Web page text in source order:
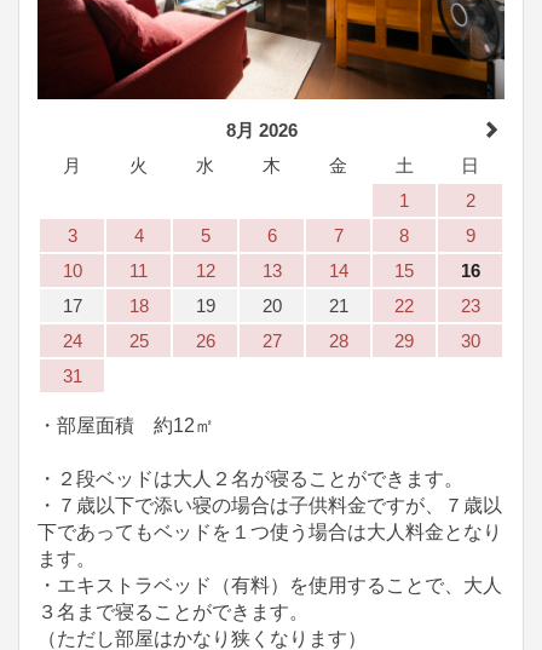
8月 2026
月
火 水 木 金 土
日
1
2
3
4 5 6 7 8
9
10
11 12 13 14 15
16
17
18 19 20 21 22
23
24
25 26 27 28 29
30
31
・部屋面積 約12㎡
・２段ベッドは大人２名が寝ることができます。
・７歳以下で添い寝の場合は子供料金ですが、７歳以
下であってもベッドを１つ使う場合は大人料金となり
ます。
・エキストラベッド（有料）を使用することで、大人
３名まで寝ることができます。
（ただし部屋はかなり狭くなります）